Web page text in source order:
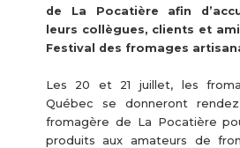
de La Pocatière afin
leurs collègues, clients et
Festival des fromages
Les 20 et 21 juillet, les
Québec se donneront
fromagère de La Pocatière
produits aux amateurs de